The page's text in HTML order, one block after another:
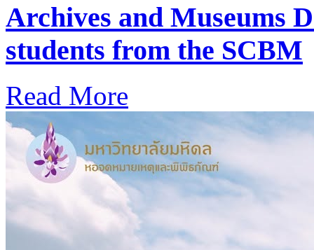
Archives and Museums
students from the SCBM
Read More